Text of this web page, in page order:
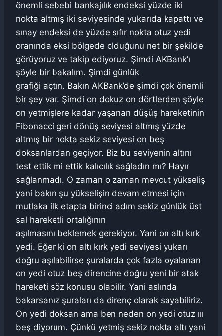
önemli sebebi bankajılık endeksi yüzde iki
nokta altmış iki seviyesinde yukarıda kapattı ve
sınay endeksi de yüzde sıfır nokta otuz yedi
oranında eksi bölgede olduğunu net bir şekilde
görüyoruz ve takip ediyoruz. Şimdi AKBank’ı
şöyle bir bakalım. Şimdi günlük
grafiği açtın. Bakın AKBank’de şimdi çok önemli
bir şey var. Şimdi on dokuz on dörtlerden şöyle
on yetmişlere kadar yaşanan düşüş hareketinin
Fibonacci geri dönüş seviyesi altmış yüzde
altmış bir nokta sekiz seviyesi on beş
doksanlardan geçiyor. Biz bu seviyenin altını
test ettik mi ettik kalıcılık sağladın mı? Hayır
sağlanmadı. O zaman o zaman mevcut yükseliş
yani bakın şu yükselişin devam etmesi için
mutlaka ilk etapta birinci adım sekiz günlük üst
sal hareketli ortalığının
aşılmasını beklemek gerekiyor. Yani on altı kırk
yedi. Eğer ki on altı kırk yedi seviyesi yukarı
doğru aşılabilirse şuralarda çok fazla oyalanan
on yedi otuz beş direncine doğru yeni bir atak
hareketi söz konusu olabilir. Yani aslında
bakarsanız şuraları da direnç olarak sayabiliriz.
On yedi doksan ama ben neden on yedi otuz ııı
beş diyorum. Çünkü yetmiş sekiz nokta altı yani